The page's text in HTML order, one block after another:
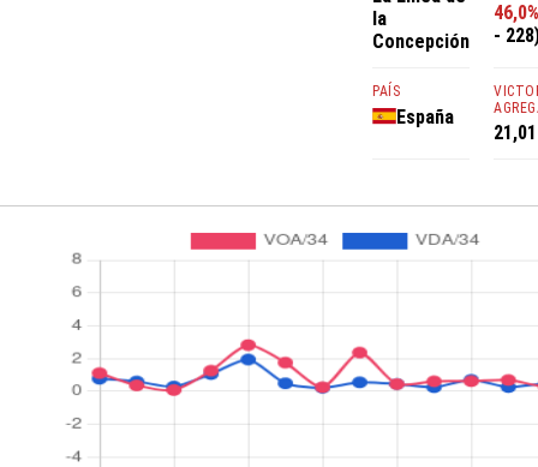
la
Concepción
PAÍS
España
-
21,01